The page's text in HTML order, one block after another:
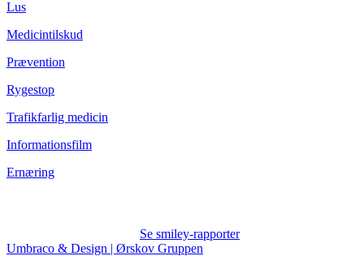
Lus
Medicintilskud
Prævention
Rygestop
Trafikfarlig medicin
Informationsfilm
Ernæring
Se smiley-rapporter
Umbraco & Design | Ørskov Gruppen